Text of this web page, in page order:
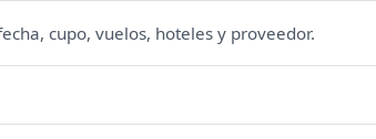
cupo, vuelos, hoteles y proveedor.